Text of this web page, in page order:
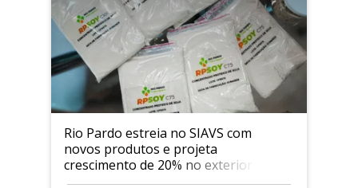
Rio Pardo estreia no SIAVS com
novos produtos e projeta
crescimento de 20% no exterior